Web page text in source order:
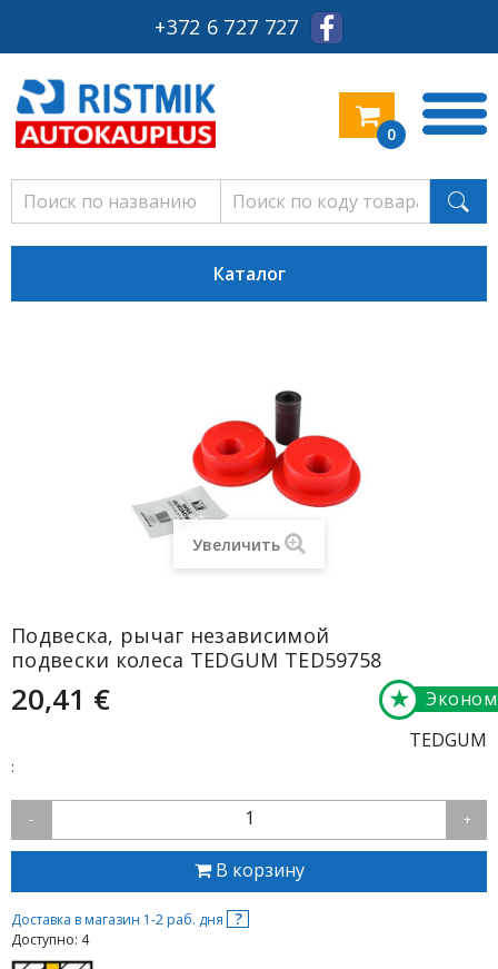
+372 6 727 727
0
Каталог
Увеличить
Подвеска, рычаг независимой
подвески колеса TEDGUM TED59758
20,41 € Эконом
★
TEDGUM
:
- 1 +
В корзину
Доставка в магазин 1-2 раб. дня ?
Доступно: 4